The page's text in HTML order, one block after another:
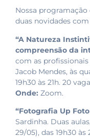
Nossa
duas novidades com
“A Natureza
compreensão da
com as profissionais
Jacob Mendes, às
19h30 às 21h. 20
Onde: Zoom.
“Fotografia Up Foto
Sardinha. Duas
29/05), das 19h30 às